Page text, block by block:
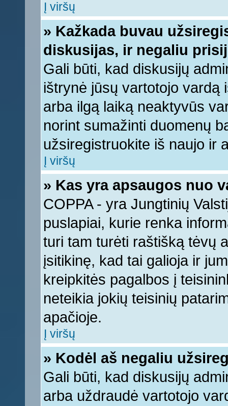
Į viršų
» Kažkada buvau
diskusijas, ir negaliu
Gali būti, kad diskusijų
ištrynė jūsų vartotojo vardą
arba ilgą laiką neaktyvūs
norint sumažinti duomenų
užsiregistruokite iš naujo ir
Į viršų
» Kas yra apsaugos nuo
COPPA - yra Jungtinių
puslapiai, kurie renka
turi tam turėti raštišką tėvų
įsitikinę, kad tai galioja ir
kreipkitės pagalbos į
neteikia jokių teisinių
apačioje.
Į viršų
» Kodėl aš negaliu
Gali būti, kad diskusijų
arba uždraudė vartotojo